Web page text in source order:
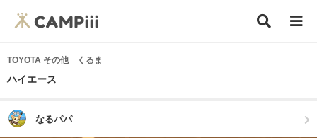
TOYOTA その他 くるま
ハイエース
なるパパ